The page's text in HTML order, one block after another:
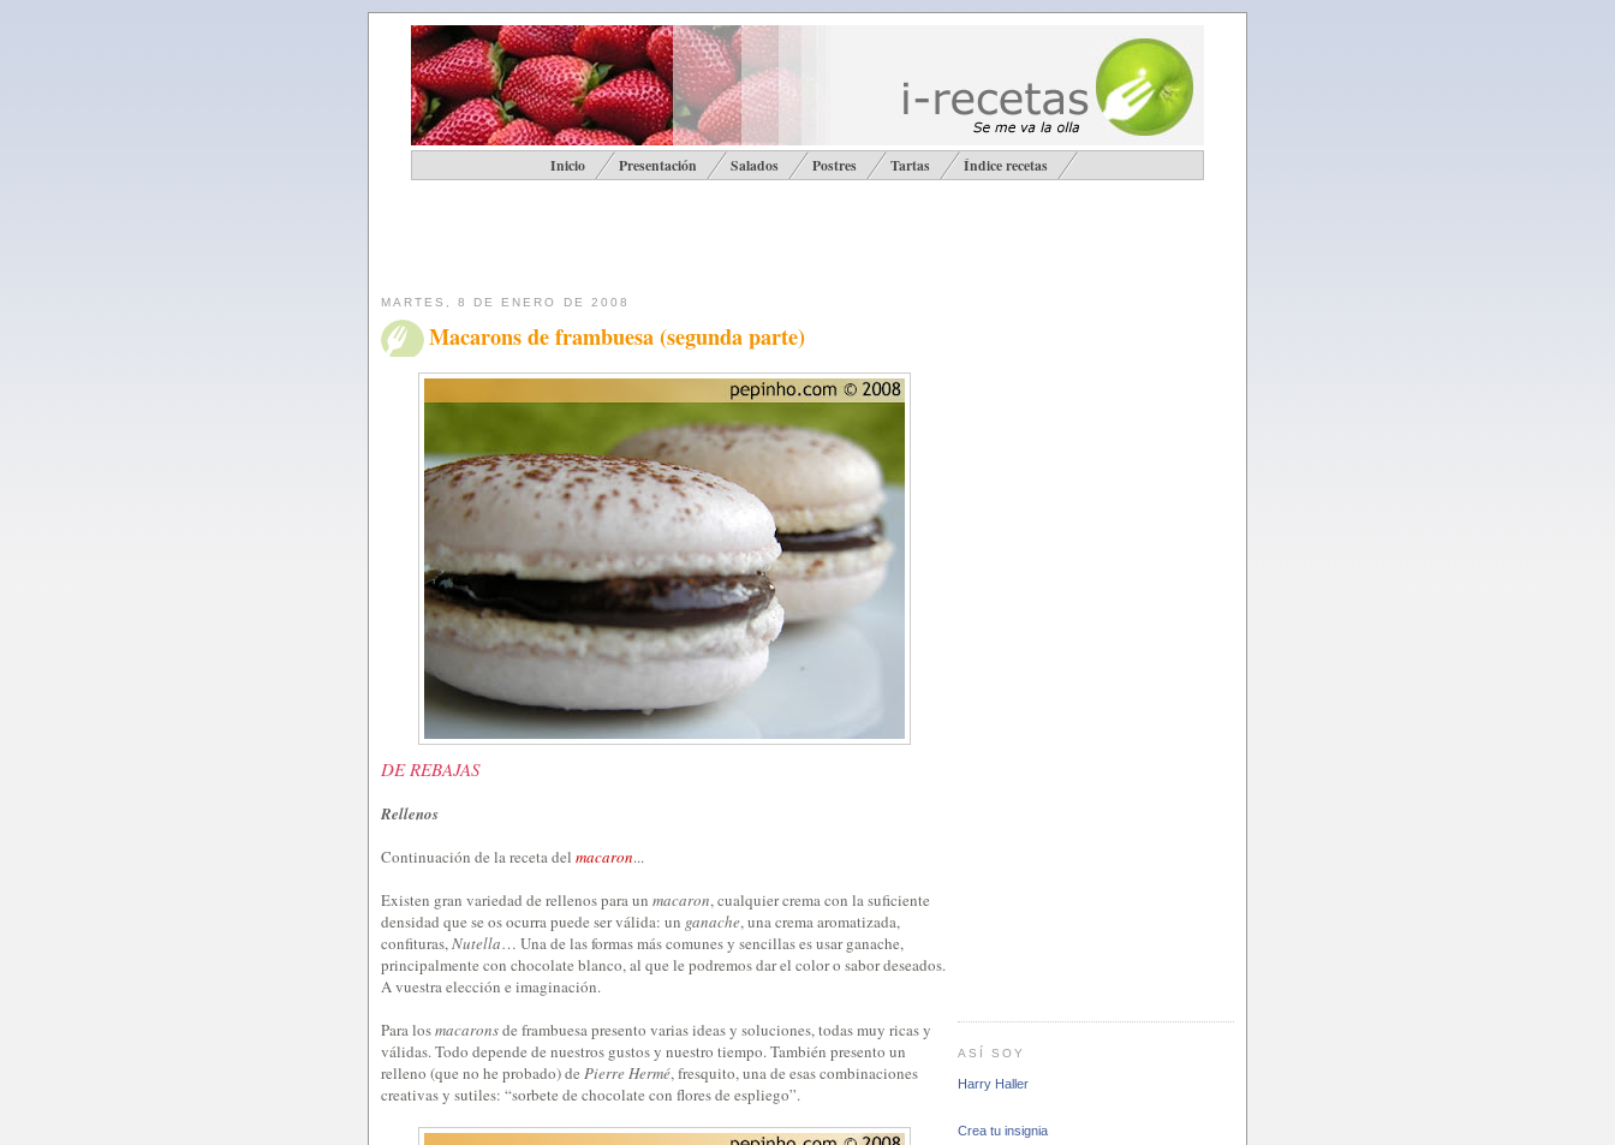
Inicio Presentación Salados Postres Tartas Índice recetas
MARTES, 8 DE ENERO DE 2008
Macarons de frambuesa (segunda parte)
DE REBAJAS
Rellenos
Continuación de la receta del macaron...
Existen gran variedad de rellenos para un macaron, cualquier crema con la suficiente
densidad que se os ocurra puede ser válida: un ganache, una crema aromatizada,
confituras,Nutella… Una de las formas más comunes y sencillas es usar ganache,
principalmente con chocolate blanco, al que le podremos dar el color o sabor deseados.
A vuestra elección e imaginación.
Para losmacaronsde frambuesa presento varias ideas y soluciones, todas muy ricas y
válidas. Todo depende de nuestros gustos y nuestro tiempo. También presento un
relleno (que no he probado) de Pierre Hermé, fresquito, una de esas combinaciones
creativas y sutiles: “sorbete de chocolate con flores de espliego”.
ASÍ SOY
Harry Haller
Crea tu insignia